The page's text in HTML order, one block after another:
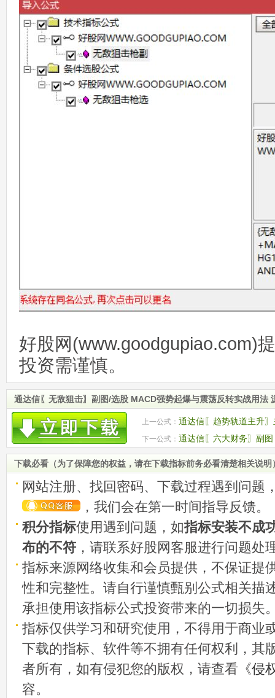
好股网(www.goodgupiao.com)
投资需谨慎。
通达信〖无敌狙击〗副图/选股 MACD强势起爆与震荡反转实战用法
上一公式： 通达信〖趋势轨道主升
码
下一公式： 通达信〖六大财务〗副
安全性指标
下载必看（为了保障您的权益，请在下载指标前务必看清楚相关说明
网站注册、找回密码、下载过程遇到问题
，我们会在第一时间指导反馈。
积分指标使用遇到问题，如指标安装不成
布的不符 ，请联系好股网客服进行问题处
指标来源网络收集和会员提供，不保证提
性和完整性。请自行谨慎甄别公式相关描
承担使用该指标公式投资带来的一切损失
指标仅供学习和研究使用，不得用于商业
下载的指标、软件等不拥有任何权利，其
者所有，如有侵犯您的版权，请查看《侵
容。